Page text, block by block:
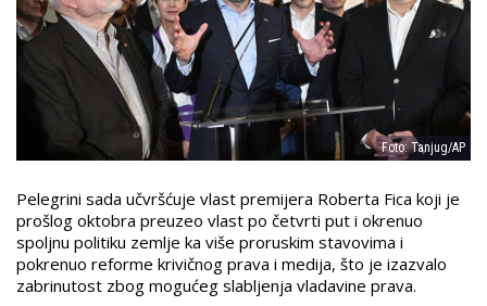
Foto: Tanjug/AP
Pelegrini sada učvršćuje vlast premijera Roberta Fica koji je
prošlog oktobra preuzeo vlast po četvrti put i okrenuo
spoljnu politiku zemlje ka više proruskim stavovima i
pokrenuo reforme krivičnog prava i medija, što je izazvalo
zabrinutost zbog mogućeg slabljenja vladavine prava.